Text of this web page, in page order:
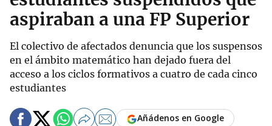
aspiraban a una FP Superior
El colectivo de afectados denuncia que los suspensos
en el ámbito matemático han dejado fuera del
acceso a los ciclos formativos a cuatro de cada cinco
estudiantes
Añádenos en Google